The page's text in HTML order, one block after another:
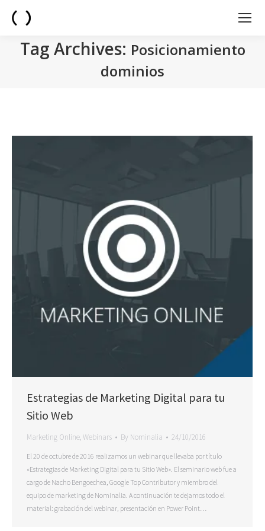
Tag Archives: Posicionamiento
dominios
Estrategias de Marketing Digital para tu
Sitio Web
Marketing Online,Webinars By Nominalia 24/10/2016
El 20 de octubre de 2016 realizamos un webinar que llevaba por título
«Estrategias de Marketing Digital para tu Sitio Web». El seminario web fue a
cargo de Nacho Bengoechea, Google Top Contributor y miembro del
equipo de marketing de Nominalia. A continuación te dejamos todo el
material: grabación del webinar, presentación en Power Point…